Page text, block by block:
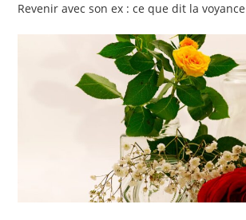
Revenir avec son ex : ce que dit la voyance